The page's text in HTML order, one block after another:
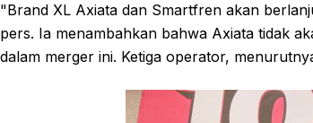
"Brand XL Axiata dan Smartfren akan
pers. Ia menambahkan bahwa Axiata tidak
dalam merger ini. Ketiga operator,